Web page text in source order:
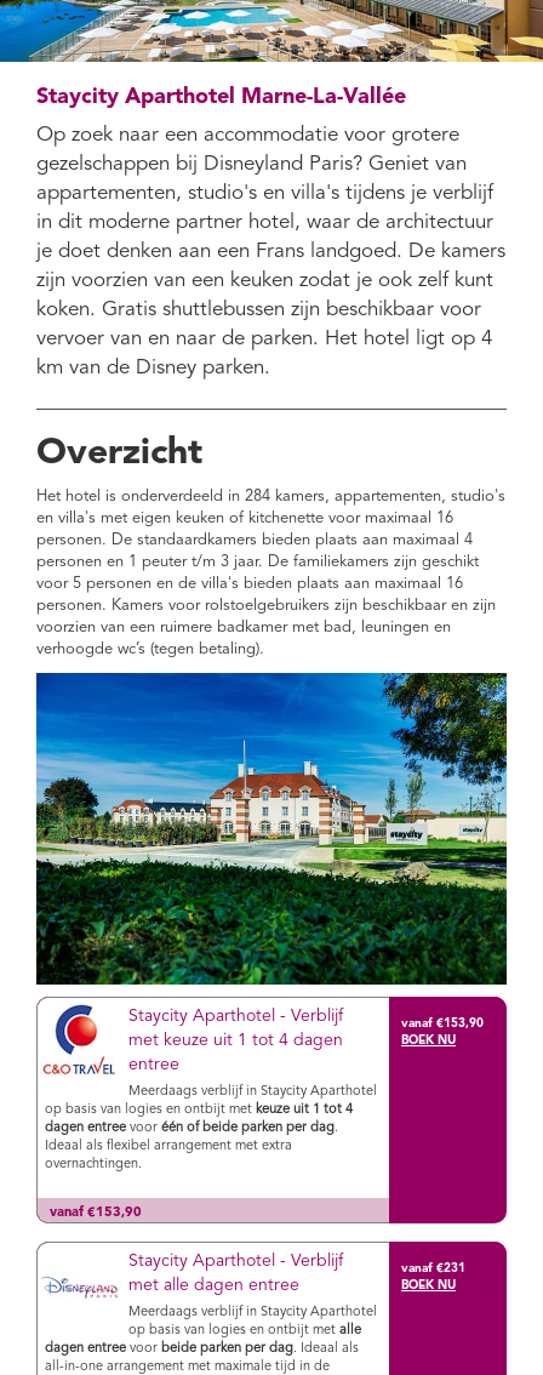
Staycity Aparthotel Marne-La-Vallée
Op zoek naar een accommodatie voor grotere
gezelschappen bij Disneyland Paris? Geniet van
appartementen, studio's en villa's tijdens je verblijf
in dit moderne partner hotel, waar de architectuur
je doet denken aan een Frans landgoed. De kamers
zijn voorzien van een keuken zodat je ook zelf kunt
koken. Gratis shuttlebussen zijn beschikbaar voor
vervoer van en naar de parken. Het hotel ligt op 4
km van de Disney parken.
Overzicht
Het hotel is onderverdeeld in 284 kamers, appartementen, studio's
en villa's met eigen keuken of kitchenette voor maximaal 16
personen. De standaardkamers bieden plaats aan maximaal 4
personen en 1 peuter t/m 3 jaar. De familiekamers zijn geschikt
voor 5 personen en de villa's bieden plaats aan maximaal 16
personen. Kamers voor rolstoelgebruikers zijn beschikbaar en zijn
voorzien van een ruimere badkamer met bad, leuningen en
verhoogde wc’s (tegen betaling).
Staycity Aparthotel - Verblijf
met keuze uit 1 tot 4 dagen
entree
Meerdaags verblijf in Staycity Aparthotel
op basis van logies en ontbijt met keuze uit 1 tot 4
dagen entree voor één of beide parken per dag.
Ideaal als flexibel arrangement met extra
overnachtingen.
vanaf €153,90
vanaf €153,90
Staycity Aparthotel - Verblijf
met alle dagen entree
Meerdaags verblijf in Staycity Aparthotel
op basis van logies en ontbijt met alle
dagen entree voor beide parken per dag. Ideaal als
all-in-one arrangement met maximale tijd in de
vanaf €231